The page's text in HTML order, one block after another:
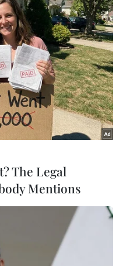
lụt phức tạp,
lũ
tỉnh Quảng Bình đã
bị thương. Số liệu
thể đo đếm được.
The Legal
Mentions